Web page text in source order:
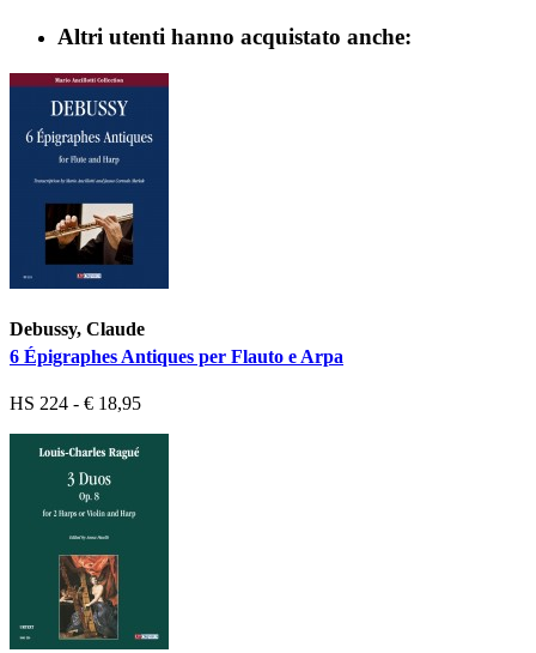
Altri utenti hanno acquistato anche:
Debussy, Claude
6 Épigraphes Antiques per Flauto e Arpa
HS 224 - € 18,95